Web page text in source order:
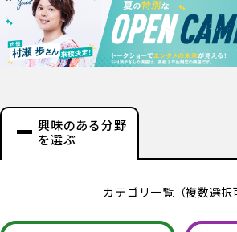
興味のある分野
を選ぶ
カテゴリ一覧（複数選択